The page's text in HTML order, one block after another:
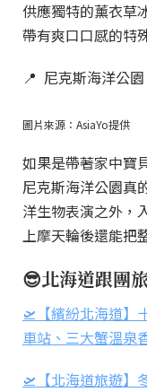
供應獨特的薰衣草
帶有爽口口感的特
📍 尼克斯海洋公園
圖片來源：AsiaYo提供
如果是帶著家中寶
尼克斯海洋公園真
洋生物表演之外，
上摩天輪後還能把
😎北海道跟團
🛫【繽紛北海道】
車站、三大蟹溫泉
🛫【北海道旅遊】